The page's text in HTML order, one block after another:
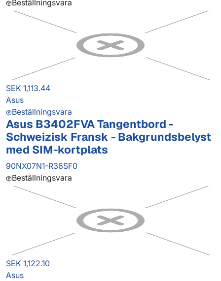
Beställningsvara
SEK 1,113.44
Asus
Beställningsvara
Asus B3402FVA Tangentbord -
Schweizisk Fransk - Bakgrundsbelyst
med SIM-kortplats
90NX07N1-R36SF0
Beställningsvara
SEK 1,122.10
Asus